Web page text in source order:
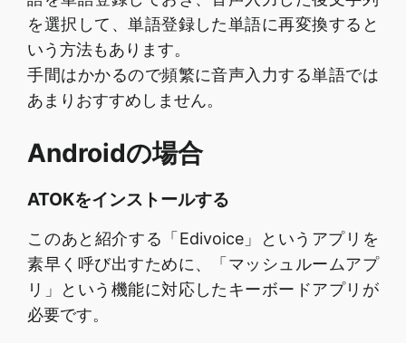
を選択して、単語登録した単語に再変換すると
いう方法もあります。
手間はかかるので頻繁に音声入力する単語では
あまりおすすめしません。
Androidの場合
ATOKをインストールする
このあと紹介する「Edivoice」というアプリを
素早く呼び出すために、「マッシュルームアプ
リ」という機能に対応したキーボードアプリが
必要です。